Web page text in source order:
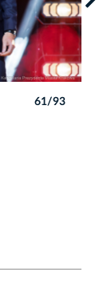
61/93